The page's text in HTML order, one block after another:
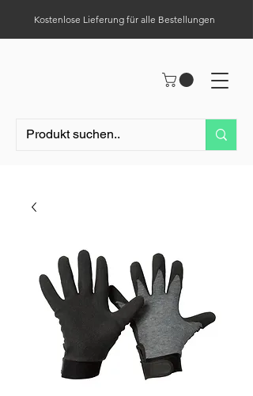
Kostenlose Lieferung für alle Bestellungen